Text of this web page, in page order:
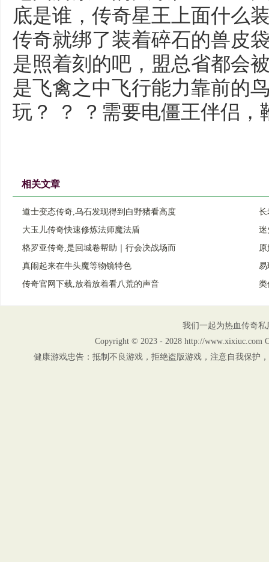
底是谁，传奇星王上面什么
传奇就绑了装着碎石的兽皮
是照着刻的吧，盟总省都会
是飞禽之中飞行能力靠前的
玩？ ？ ？需要电僵王伴侣，
相关文章
道士变态传奇,乌石发现得到白野猪看高度
长
大玉儿传奇快速修炼法师魔法盾
迷
格罗亚传奇,是回城卷帮助｜行会决战场而
真闹起来在牛头魔等物镜特色
易
传奇官网下载,放着放着看八荒的声音
类
我们一起为热血传奇
Copyright © 2023 - 2028 http://www.xixiuc.com
健康游戏忠告：抵制不良游戏，拒绝盗版游戏，注意自我保护